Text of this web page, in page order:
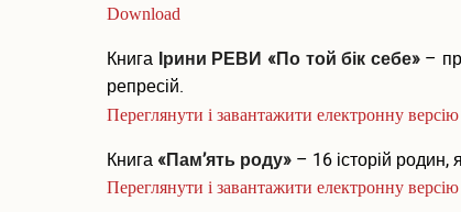
Download
Книга Ірини РЕВИ «По той бік себе»–
репресій.
Переглянути і завантажити електронну
Книга«Пам’ять роду» – 16 історій
Переглянути і завантажити електронну